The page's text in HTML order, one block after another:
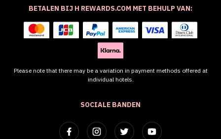
SOCIALE BANDEN
BETALEN BIJ H REWARDS.COM MET BEHULP VAN:
Please note that there may be a variation in payment methods offered at
individual hotels.